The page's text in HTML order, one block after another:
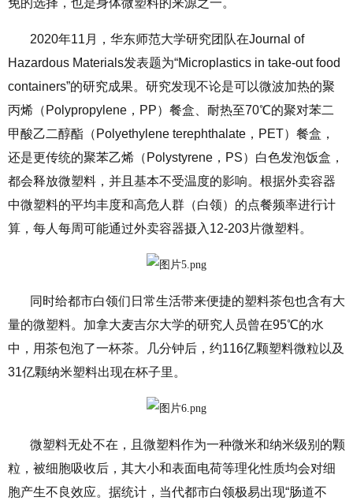
免的选择，也是身体微塑料的来源之一。
2020年11月，华东师范大学研究团队在Journal of
Hazardous Materials发表题为“Microplastics in take-out food
containers”的研究成果。研究发现不论是可以微波加热的聚
丙烯（Polypropylene，PP）餐盒、耐热至70℃的聚对苯二
甲酸乙二醇酯（Polyethylene terephthalate，PET）餐盒，
还是更传统的聚苯乙烯（Polystyrene，PS）白色发泡饭盒，
都会释放微塑料，并且基本不受温度的影响。根据外卖容器
中微塑料的平均丰度和高危人群（白领）的点餐频率进行计
算，每人每周可能通过外卖容器摄入12-203片微塑料。
同时给都市白领们日常生活带来便捷的塑料茶包也含有大
量的微塑料。加拿大麦吉尔大学的研究人员曾在95℃的水
中，用茶包泡了一杯茶。几分钟后，约116亿颗塑料微粒以及
31亿颗纳米塑料出现在杯子里。
微塑料无处不在，且微塑料作为一种微米和纳米级别的颗
粒，被细胞吸收后，其大小和表面电荷等理化性质均会对细
胞产生不良效应。据统计，当代都市白领极易出现“肠道不